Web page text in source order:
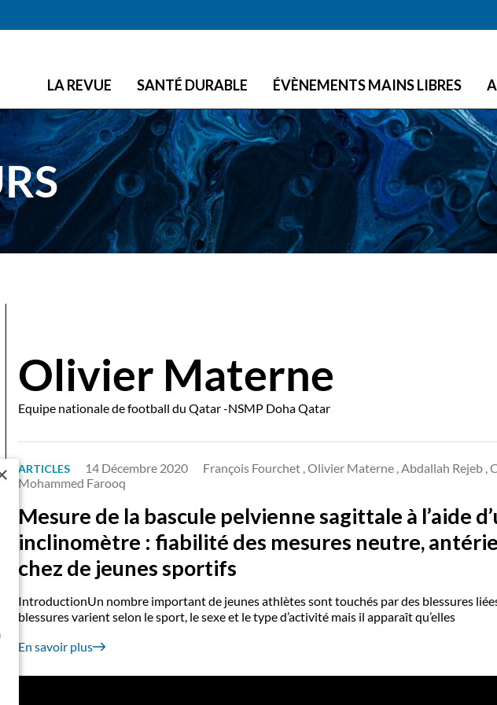
Skip to main content
LA REVUE SANTÉ DURABLE ÉVÈNEMENTS MAINS LIBRES
Olivier Materne
Equipe nationale de football du Qatar -NSMP Doha Qatar
ARTICLES 14 Décembre 2020
François Fourchet , Olivier Materne , Abdallah Rejeb ,
Mohammed Farooq
Mesure de la bascule pelvienne sagittale à l’aide
inclinomètre : fiabilité des mesures neutre,
chez de jeunes sportifs
IntroductionUn nombre important de jeunes athlètes sont touchés par des blessures
blessures varient selon le sport, le sexe et le type d’activité mais il apparaît qu’elles
En savoir plus